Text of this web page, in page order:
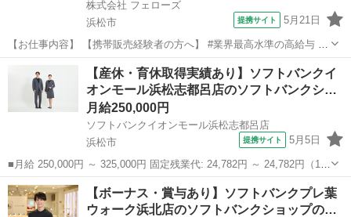
株式会社 フェローズ
浜松市
提携サイト 5月21日
【お仕事内容】 【携帯販売経験者の方へ】 #業界最高水準の高給与 #
昇給・昇格の実績多数 #最速1年で正社員登用 弊社の担当者も、携帯販
売の経験者。 これまでのお給与や待遇が変わらないことに 疑問を感じ
ている方や、 今の会...
携帯ショップ
【産休・育休取得実績あり】ソフトバンクイ
オンモール浜松志都呂店のソフトバンクシ…
月給250,000円
ソフトバンクイオンモール浜松志都呂店
浜松市
提携サイト 5月5日
■月給 250,000円 ～ 325,000円 固定残業代: 24,782円 ～ 24,782円（15
時間相当） ＊時間外手当は時間外労働の有無にかかわらず、固定残業
代として支給し、相当時間を超える時間外労働分は法定どおり追...
静岡 浜松市 携帯ショップ
【ボーナス・賞与あり】ソフトバンクプレ葉
ウォーク浜北店のソフトバンクショップの…